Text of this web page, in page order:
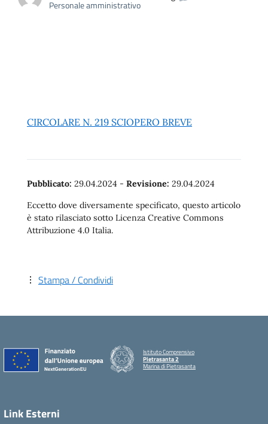
Personale amministrativo
CIRCOLARE N. 219 SCIOPERO BREVE
Pubblicato: 29.04.2024 - Revisione: 29.04.2024
Eccetto dove diversamente specificato, questo articolo
è stato rilasciato sotto Licenza Creative Commons
Attribuzione 4.0 Italia.
Stampa / Condividi
Istituto Comprensivo
Pietrasanta 2
Marina di Pietrasanta
Link Esterni